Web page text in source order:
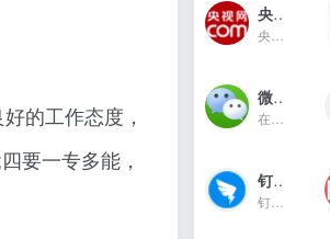
的工作态度，
要一专多能，
央视网新闻频道(cctv.com)
微信对话生成器
钉钉官网